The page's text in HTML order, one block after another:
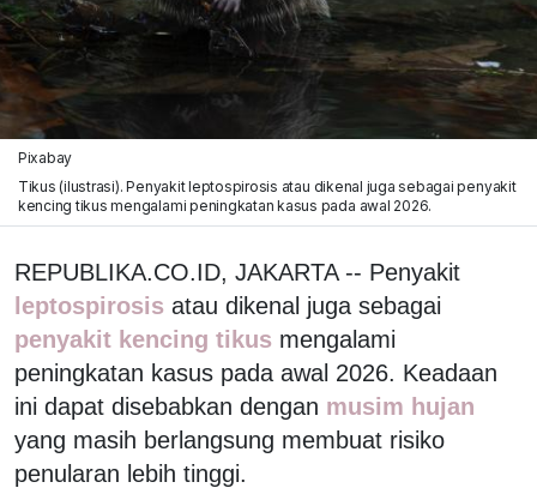
Pixabay
Tikus (ilustrasi). Penyakit leptospirosis atau dikenal juga sebagai penyakit
kencing tikus mengalami peningkatan kasus pada awal 2026.
REPUBLIKA.CO.ID, JAKARTA -- Penyakit
leptospirosis atau dikenal juga sebagai
penyakit kencing tikus mengalami
peningkatan kasus pada awal 2026. Keadaan
ini dapat disebabkan dengan musim hujan
yang masih berlangsung membuat risiko
penularan lebih tinggi.